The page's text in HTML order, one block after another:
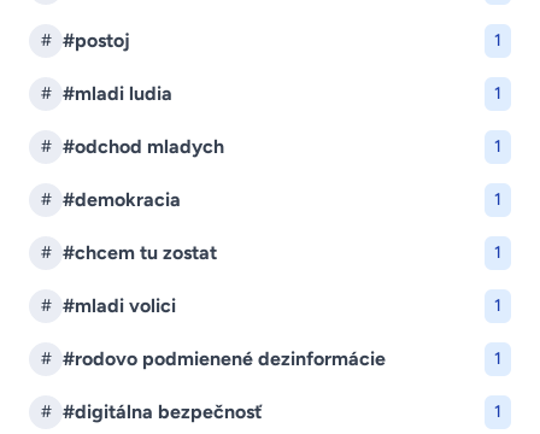
# #postoj 1
# #mladi ludia 1
# #odchod mladych 1
# #demokracia 1
# #chcem tu zostat 1
# #mladi volici 1
# #rodovo podmienené dezinformácie 1
# #digitálna bezpečnosť 1